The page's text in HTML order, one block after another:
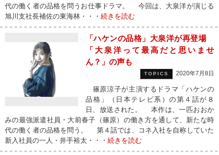
代の働く者の品格を問うお仕事ドラマ。 今回は、大泉洋が演じる
旭川支社長補佐の東海林・・・ 続きを読む
「ハケンの品格」大泉洋が再登場
「大泉洋って最高だと思いませ
ん？」の声も
TOPICS 2020年7月8日
篠原涼子が主演するドラマ「ハケンの
品格」（日本テレビ系）の第４話が８
日、放送された。 本作は、一匹おおか
みの最強派遣社員・大前春子（篠原）の働き方を通して、新たな時
代の働く者の品格を問う。 第４話では、コネ入社を自称していた
新入社員の一人・井手裕太・・・ 続きを読む